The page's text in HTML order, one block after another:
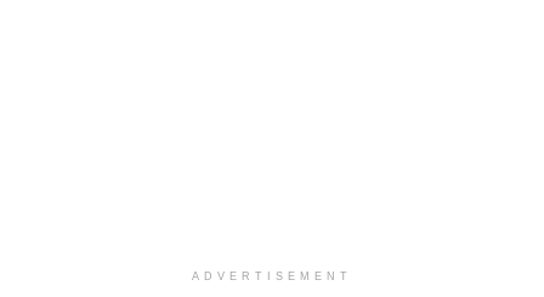
ADVERTISEMENT